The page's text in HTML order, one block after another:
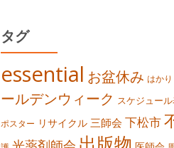
タグ
essential お盆休み はかり
ールデンウィーク スケジュー
ポスター リサイクル 三師会 下松市